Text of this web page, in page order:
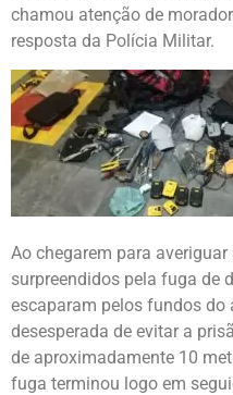
chamou atenção de
resposta da Polícia Militar.
Ao chegarem para
surpreendidos pela fuga de
escaparam pelos fundos
desesperada de evitar a
de aproximadamente 10
fuga terminou logo em